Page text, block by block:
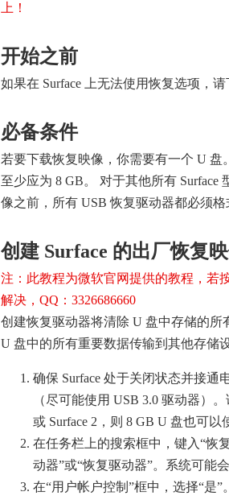
上！
开始之前
如果在 Surface 上无法使用恢复选项，
必备条件
若要下载恢复映像，你需要有一个 U 盘
至少应为 8 GB。 对于其他所有 Surface
像之前，所有 USB 恢复驱动器都必须格
创建 Surface 的出厂恢复
注：此教程为微软官网提供的教程，若
解决，QQ：3326686660
创建恢复驱动器将清除 U 盘中存储的
U 盘中的所有重要数据传输到其他存储
确保 Surface 处于关闭状态并接通
（尽可能使用 USB 3.0 驱动器）
或 Surface 2，则 8 GB U 盘也可以
在任务栏上的搜索框中，键入“恢
动器”或“恢复驱动器”。系统可能
在“用户帐户控制”框中，选择“是”。